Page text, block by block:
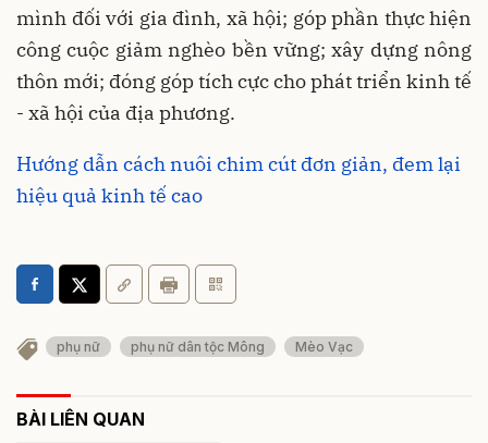
mình đối với gia đình, xã hội; góp phần thực hiện
công cuộc giảm nghèo bền vững; xây dựng nông
thôn mới; đóng góp tích cực cho phát triển kinh tế
- xã hội của địa phương.
Hướng dẫn cách nuôi chim cút đơn giản, đem lại
hiệu quả kinh tế cao
phụ nữ phụ nữ dân tộc Mông Mèo Vạc
BÀI LIÊN QUAN